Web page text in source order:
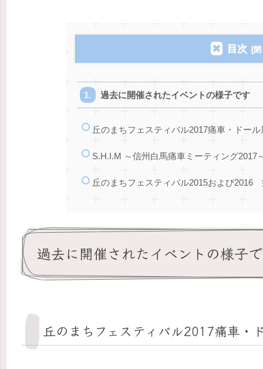
目次
過去に開催されたイベントの様子です
丘のまちフェスティバル2017痛車・ドール
S.H.I.M ～信州白馬痛車ミーティング2017
丘のまちフェスティバル2015および2016
過去に開催されたイベントの様子
丘のまちフェスティバル2017痛車・